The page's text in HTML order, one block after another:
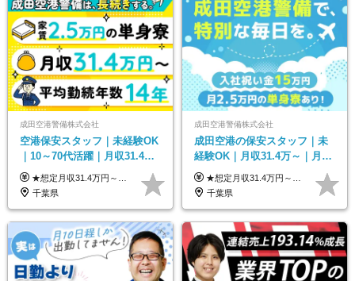
成田空港警備株式会社
空港保安スタッフ｜未経験OK
｜10～70代活躍｜月収31.4万
&賞与年2回｜家族・住宅手当
｜光熱費0円の単身寮
★想定月収31.4万円～＋賞与年2回（59万円以上） ★入社お祝い金15万円支給 ★水道+光熱費無料の家賃がリーズナブルな社員寮(単身寮)あり！ 月給24万5000円以上(基本給21万1000円＋業務別手当35,000円)＋賞与年2回（賞与支給額：59万円以上を想定）＋残業代全額 ※みなし残業なし！残業代は全額支給します。 ※資格手当・深夜手当など、様々な手当をご用意しています。 ※入社お祝い金は１か月経過後、3ヶ月経過後、6ヶ月経過後に各5万円ずつ給与に加算して支給いたします。 ※指定の検定資格をお持ちの方には別途手当を支給します。入社後に取得した場合は給与に加算し支給します。 ・施設警備 1級7,000円 2級4,000円 ・交通誘導 1級7,000円 2級4,000円 ・雑踏警備 1級7,000円 2級4,000円 など
千葉県
成田空港警備株式会社
成田空港の保安スタッフ｜未
経験OK｜月収31.4万～｜月
2.5万の単身寮｜住宅手当&家
族手当｜入社祝い金15万
★想定月収31.4万円～＋賞与年2回（59万円以上） ★入社お祝い金15万円支給 ★水道+光熱費無料の家賃がリーズナブルな社員寮(単身寮)あり！ ★住宅手当&家族手当あり 月給24万5000円以上(基本給21万1000円＋業務別手当35,000円)＋賞与年2回（賞与支給額：59万円以上を想定）＋残業代全額 ※みなし残業なし！残業代は全額支給します。 ※資格手当・深夜手当など、様々な手当をご用意しています。 ※入社お祝い金は１か月経過後、3ヶ月経過後、6ヶ月経過後に各5万円ずつ給与に加算して支給いたします。 ※指定の検定資格をお持ちの方には別途手当を支給します。入社後に取得した場合は給与に加算し支給します。 ・施設警備 1級7,000円 2級4,000円 ・交通誘導 1級7,000円 2級4,000円 ・雑踏警備 1級7,000円 2級4,000円 など
千葉県